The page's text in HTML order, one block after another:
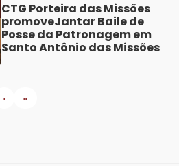
CTG Porteira das Missões
promoveJantar Baile de
Posse da Patronagem em
Santo Antônio das Missões
› »